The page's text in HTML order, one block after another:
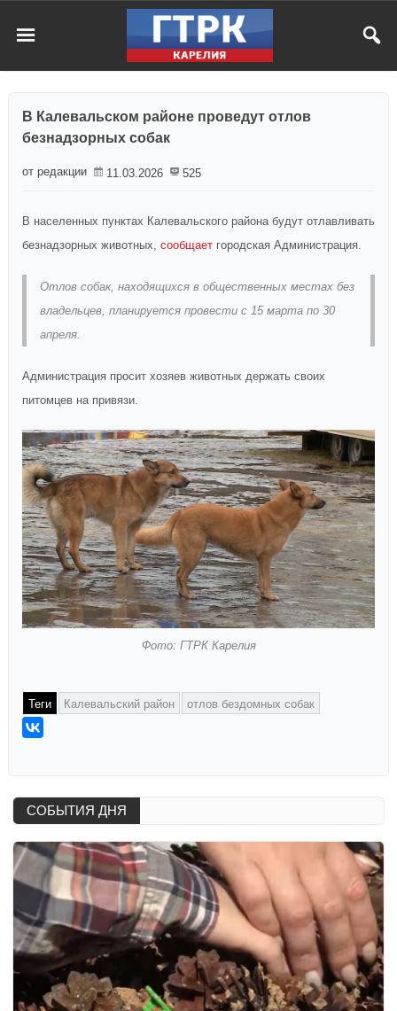
В Калевальском районе проведут отлов
безнадзорных собак
от редакции 11.03.2026 525
В населенных пунктах Калевальского района будут отлавливать
безнадзорных животных, сообщает городская Администрация.
Отлов собак, находящихся в общественных местах без
владельцев, планируется провести с 15 марта по 30
апреля.
Администрация просит хозяев животных держать своих
питомцев на привязи.
Фото: ГТРК Карелия
Теги Калевальский район отлов бездомных собак
СОБЫТИЯ ДНЯ